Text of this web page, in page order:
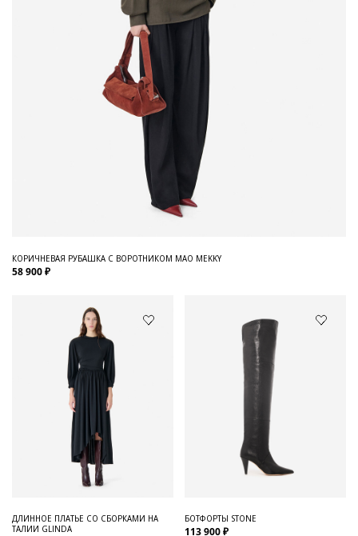
КОРИЧНЕВАЯ РУБАШКА С ВОРОТНИКОМ МАО MEKKY
58 900 ₽
ДЛИННОЕ ПЛАТЬЕ СО СБОРКАМИ НА
ТАЛИИ GLINDA
БОТФОРТЫ STONE
113 900 ₽